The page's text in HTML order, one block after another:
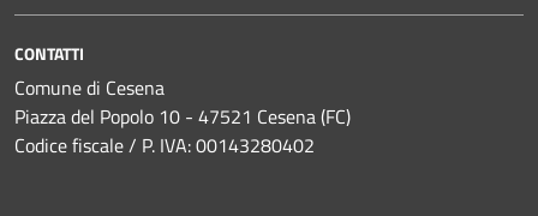
CONTATTI
Comune di Cesena
Piazza del Popolo 10 - 47521 Cesena (FC)
Codice fiscale / P. IVA: 00143280402